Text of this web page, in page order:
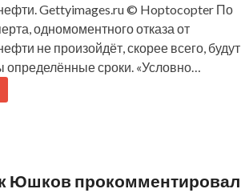
Gettyimages.ru © Hoptocopter По
одномоментного отказа от
не произойдёт, скорее всего, будут
определённые сроки. «Условно…
Юшков прокомментировал